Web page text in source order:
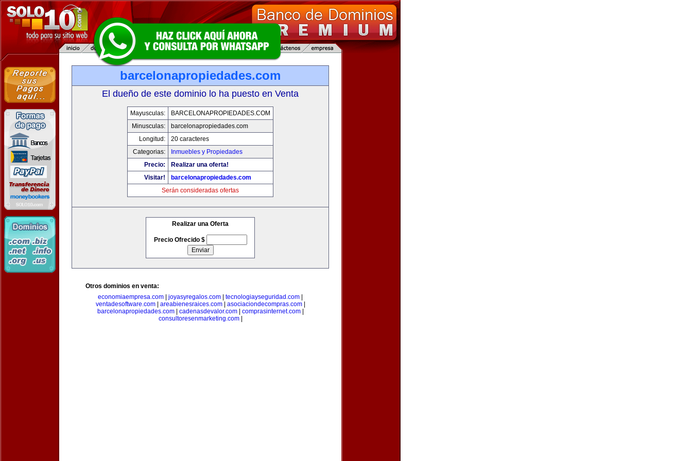
barcelonapropiedades.com
El dueño de este dominio lo ha puesto en Venta
Mayusculas:
BARCELONAPROPIEDADES.COM
Minusculas:
barcelonapropiedades.com
Longitud:
20 caracteres
Categorias:
Inmuebles y Propiedades
Precio:
Realizar una oferta!
Visitar!
barcelonapropiedades.com
Serán consideradas ofertas
Realizar una Oferta
Precio Ofrecido $
Otros dominios en venta:
economiaempresa.com
joyasyregalos.com tecnologiayseguridad.com
ventadesoftware.com| areabienesraices.com| asociaciondecompras.com|
barcelonapropiedades.com| cadenasdevalor.com| comprasinternet.com|
consultoresenmarketing.com|